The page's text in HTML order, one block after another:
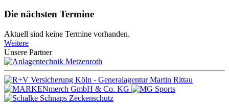
Die nächsten Termine
Aktuell sind keine Termine vorhanden.
Weitere
Unsere Partner